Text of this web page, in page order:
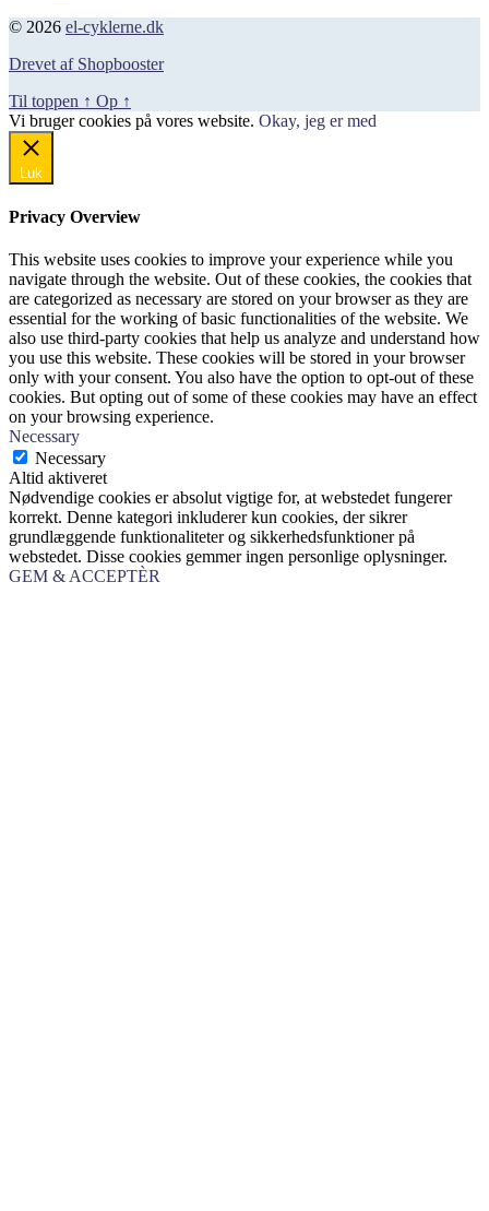
© 2026 el-cyklerne.dk
Drevet af Shopbooster
Til toppen ↑ Op ↑
Vi bruger cookies på vores website. Okay, jeg er med
Luk
Privacy Overview
This website uses cookies to improve your experience while you
navigate through the website. Out of these cookies, the cookies that
are categorized as necessary are stored on your browser as they are
essential for the working of basic functionalities of the website. We
also use third-party cookies that help us analyze and understand how
you use this website. These cookies will be stored in your browser
only with your consent. You also have the option to opt-out of these
cookies. But opting out of some of these cookies may have an effect
on your browsing experience.
Necessary
Necessary
Altid aktiveret
Nødvendige cookies er absolut vigtige for, at webstedet fungerer
korrekt. Denne kategori inkluderer kun cookies, der sikrer
grundlæggende funktionaliteter og sikkerhedsfunktioner på
webstedet. Disse cookies gemmer ingen personlige oplysninger.
GEM & ACCEPTÈR